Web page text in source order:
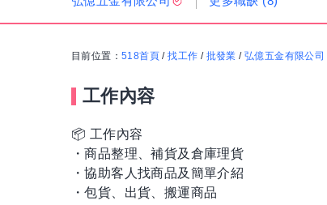
目前位置： 518首頁 /找工作 / 批發業 /弘億五金有限公司
工作內容
📦 工作內容
・商品整理、補貨及倉庫理貨
・協助客人找商品及簡單介紹
・包貨、出貨、搬運商品